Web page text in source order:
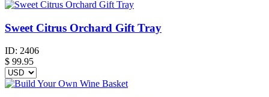
Sweet Citrus Orchard Gift Tray
ID: 2406
$ 99.95